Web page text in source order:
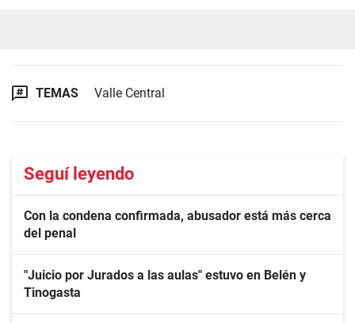
TEMAS Valle Central
Seguí leyendo
Con la condena confirmada, abusador está más cerca
del penal
"Juicio por Jurados a las aulas" estuvo en Belén y
Tinogasta